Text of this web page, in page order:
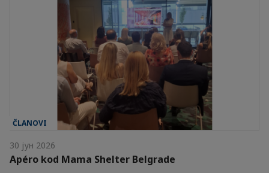
ČLANOVI
30 јун 2026
Apéro kod Mama Shelter Belgrade